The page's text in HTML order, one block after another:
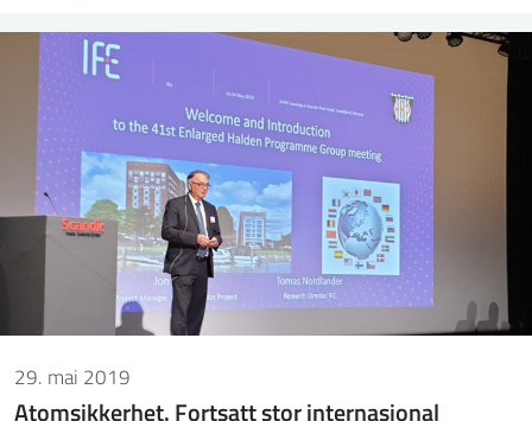
29. mai 2019
Atomsikkerhet. Fortsatt stor internasjonal